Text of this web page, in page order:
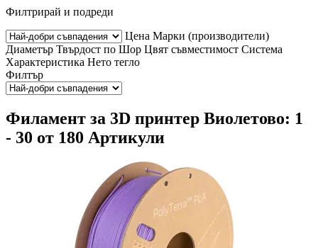
Филтрирай и подреди
Цена Марки (производители)
Диаметър Твърдост по Шор Цвят съвместимост Система
Характеристика Нето тегло
Филтър
Филамент за 3D принтер Виолетово: 1
- 30 от 180 Артикули